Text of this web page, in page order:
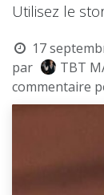
Utilisez le
17
par
TBT
commentaire